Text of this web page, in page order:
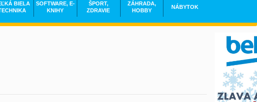
BIELA
SOFTWARE, E-
KNIHY
ŠPORT,
ZDRAVIE
ZÁHRADA,
HOBBY
NÁBYTOK